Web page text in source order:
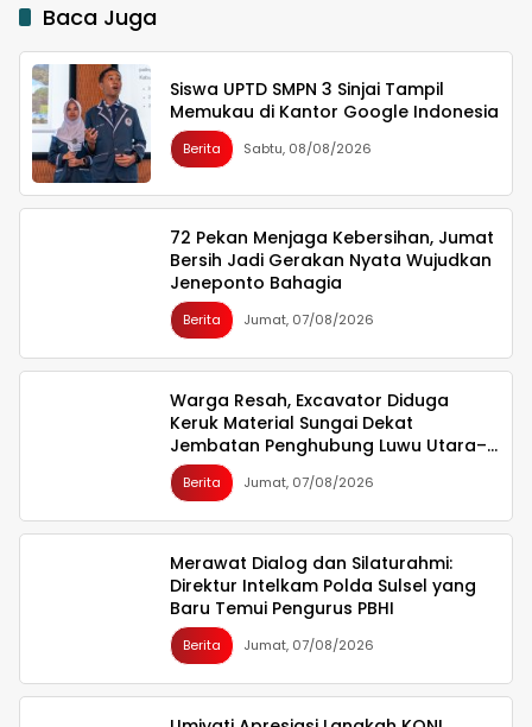
Baca Juga
Siswa UPTD SMPN 3 Sinjai Tampil
Memukau di Kantor Google Indonesia
Berita Sabtu, 08/08/2026
72 Pekan Menjaga Kebersihan, Jumat
Bersih Jadi Gerakan Nyata Wujudkan
Jeneponto Bahagia
Berita Jumat, 07/08/2026
Warga Resah, Excavator Diduga
Keruk Material Sungai Dekat
Jembatan Penghubung Luwu Utara–
Luwu Timur
Berita Jumat, 07/08/2026
Merawat Dialog dan Silaturahmi:
Direktur Intelkam Polda Sulsel yang
Baru Temui Pengurus PBHI
Berita Jumat, 07/08/2026